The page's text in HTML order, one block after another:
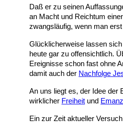
Daß er zu seinen
an Macht und Reichtum
zwangsläufig, wenn man
Glücklicherweise lassen
heute gar zu offensichtlich.
Ereignisse schon fast ohne
damit auch der Nachfolge
An uns liegt es, der Idee der
wirklicher Freiheit und
Ein zur Zeit aktueller